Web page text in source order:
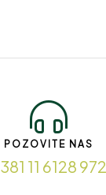
POZOVITE NAS
11 6128 972